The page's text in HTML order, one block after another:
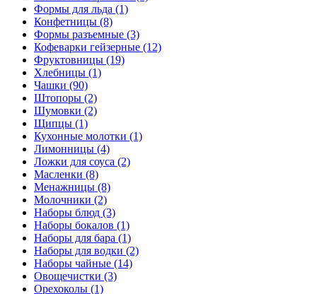
Формы для льда (1)
Конфетницы (8)
Формы разъемные (3)
Кофеварки гейзерные (12)
Фруктовницы (19)
Хлебницы (1)
Чашки (90)
Штопоры (2)
Шумовки (2)
Щипцы (1)
Кухонные молотки (1)
Лимонницы (4)
Ложки для соуса (2)
Масленки (8)
Менажницы (8)
Молочники (2)
Наборы блюд (3)
Наборы бокалов (1)
Наборы для бара (1)
Наборы для водки (2)
Наборы чайные (14)
Овощечистки (3)
Орехоколы (1)